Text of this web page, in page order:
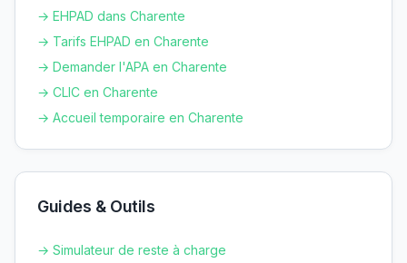
→ EHPAD dans Charente
→ Tarifs EHPAD en Charente
→ Demander l'APA en Charente
→ CLIC en Charente
→ Accueil temporaire en Charente
Guides & Outils
→ Simulateur de reste à charge